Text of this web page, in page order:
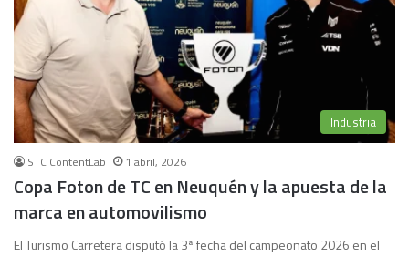
Industria
STC ContentLab 1 abril, 2026
Copa Foton de TC en Neuquén y la apuesta de la
marca en automovilismo
El Turismo Carretera disputó la 3ª fecha del campeonato 2026 en el